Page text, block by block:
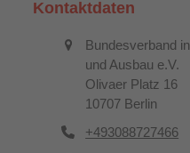
Kontaktdaten
Bundesverband
und Ausbau e.V.
Olivaer Platz 16
10707 Berlin
+493088727466